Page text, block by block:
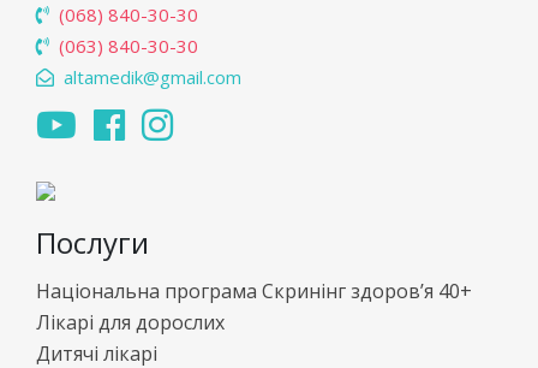
(068) 840-30-30
(063) 840-30-30
altamedik@gmail.com
Послуги
Національна програма Скринінг здоров’я 40+
Лікарі для дорослих
Дитячі лікарі